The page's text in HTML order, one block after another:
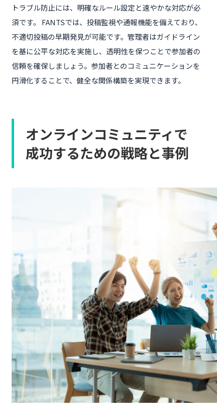
トラブル防止には、明確なルール設定と速やかな対応が必
須です。 FANTSでは、投稿監視や通報機能を備えており、
不適切投稿の早期発見が可能です。管理者はガイドライン
を基に公平な対応を実施し、透明性を保つことで参加者の
信頼を確保しましょう。参加者とのコミュニケーションを
円滑化することで、健全な関係構築を実現できます。
オンラインコミュニティで
成功するための戦略と事例